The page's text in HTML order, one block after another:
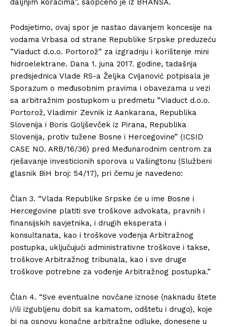
daljnjim koracima”, saopćeno je iz BHANSA.
Podsjetimo, ovaj spor je nastao davanjem koncesije na
vodama Vrbasa od strane Republike Srpske preduzeću
”Viaduct d.o.o. Portorož” za izgradnju i korištenje mini
hidroelektrane. Dana 1. juna 2017. godine, tadašnja
predsjednica Vlade RS-a Željka Cvijanović potpisala je
Sporazum o međusobnim pravima i obavezama u vezi
sa arbitražnim postupkom u predmetu ”Viaduct d.o.o.
Portorož, Vladimir Zevnik iz Aankarana, Republika
Slovenija i Boris Goljševček iz Pirana, Republika
Slovenija, protiv tužene Bosne i Hercegovine” (ICSID
CASE NO. ARB/16/36) pred Međunarodnim centrom za
rješavanje investicionih sporova u Vašingtonu (Službeni
glasnik BiH broj: 54/17), pri čemu je navedeno:
Član 3. “Vlada Republike Srpske će u ime Bosne i
Hercegovine platiti sve troškove advokata, pravnih i
finansijskih savjetnika, i drugih eksperata i
konsultanata, kao i troškove vođenja Arbitražnog
postupka, uključujući administrativne troškove i takse,
troškove Arbitražnog tribunala, kao i sve druge
troškove potrebne za vođenje Arbitražnog postupka.”
Član 4. “Sve eventualne novčane iznose (naknadu štete
i/ili izgubljenu dobit sa kamatom, odštetu i drugo), koje
bi na osnovu konačne arbitražne odluke, donesene u